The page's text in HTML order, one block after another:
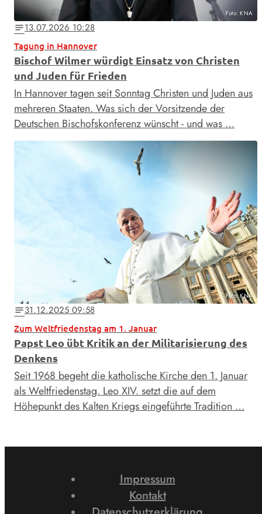
Foto: KNA
notes13.07.2026 10:28
Tagung in Hannover
Bischof Wilmer würdigt Einsatz von Christen
und Juden für Frieden
In Hannover tagen seit Sonntag Christen und Juden aus
mehreren Staaten. Was sich der Vorsitzende der
Deutschen Bischofskonferenz wünscht - und was …
Foto: KNA
notes31.12.2025 09:58
Zum Weltfriedenstag am 1. Januar
Papst Leo übt Kritik an der Militarisierung des
Denkens
Seit 1968 begeht die katholische Kirche den 1. Januar
als Weltfriedenstag. Leo XIV. setzt die auf dem
Höhepunkt des Kalten Kriegs eingeführte Tradition …
Impressum
Kontakt